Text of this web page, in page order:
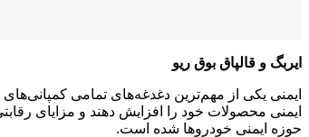
ایربگ و قالپاق بوق ریو
ایمنی یکی از مهم‌ترین دغدغه‌های تمامی
ایمنی محصولات خود را افزایش دهند و مزایای
حوزه ایمنی خودروها شده ‌است.